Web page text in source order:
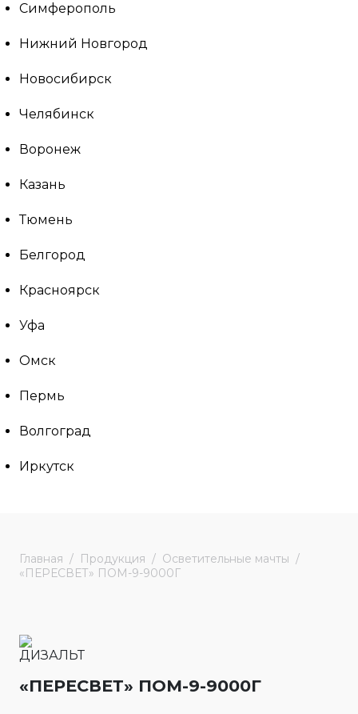
Симферополь
Нижний Новгород
Новосибирск
Челябинск
Воронеж
Казань
Тюмень
Белгород
Красноярск
Уфа
Омск
Пермь
Волгоград
Иркутск
Главная Продукция
Осветительные мачты
«ПЕРЕСВЕТ» ПОМ-9-9000Г
«ПЕРЕСВЕТ» ПОМ-9-9000Г